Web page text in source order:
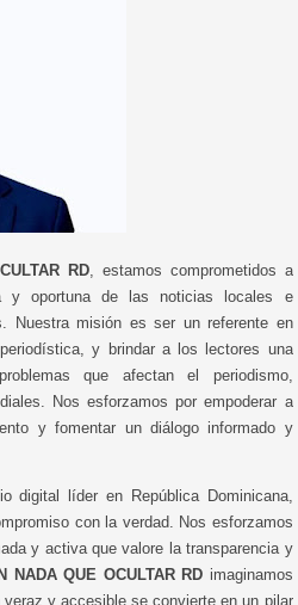
RD, estamos comprometidos a
y oportuna de las noticias locales e
Nuestra misión es ser un referente en
y brindar a los lectores una
que afectan el periodismo,
Nos esforzamos por empoderar a
y fomentar un diálogo informado y
digital líder en República Dominicana,
con la verdad. Nos esforzamos
y activa que valore la transparencia y
NADA QUE OCULTAR RD imaginamos
y accesible se convierte en un pilar